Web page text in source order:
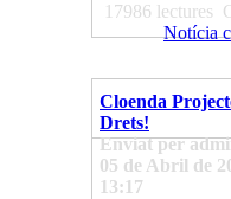
17986 lectures
Notícia
Cloenda
Drets!
Enviat per
05 de Abril de
13:17